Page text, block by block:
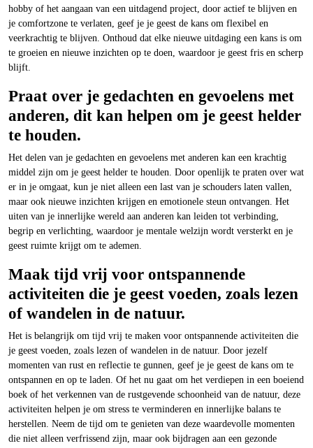
hobby of het aangaan van een uitdagend project, door actief te blijven en
je comfortzone te verlaten, geef je je geest de kans om flexibel en
veerkrachtig te blijven. Onthoud dat elke nieuwe uitdaging een kans is om
te groeien en nieuwe inzichten op te doen, waardoor je geest fris en scherp
blijft.
Praat over je gedachten en gevoelens met
anderen, dit kan helpen om je geest helder
te houden.
Het delen van je gedachten en gevoelens met anderen kan een krachtig
middel zijn om je geest helder te houden. Door openlijk te praten over wat
er in je omgaat, kun je niet alleen een last van je schouders laten vallen,
maar ook nieuwe inzichten krijgen en emotionele steun ontvangen. Het
uiten van je innerlijke wereld aan anderen kan leiden tot verbinding,
begrip en verlichting, waardoor je mentale welzijn wordt versterkt en je
geest ruimte krijgt om te ademen.
Maak tijd vrij voor ontspannende
activiteiten die je geest voeden, zoals lezen
of wandelen in de natuur.
Het is belangrijk om tijd vrij te maken voor ontspannende activiteiten die
je geest voeden, zoals lezen of wandelen in de natuur. Door jezelf
momenten van rust en reflectie te gunnen, geef je je geest de kans om te
ontspannen en op te laden. Of het nu gaat om het verdiepen in een boeiend
boek of het verkennen van de rustgevende schoonheid van de natuur, deze
activiteiten helpen je om stress te verminderen en innerlijke balans te
herstellen. Neem de tijd om te genieten van deze waardevolle momenten
die niet alleen verfrissend zijn, maar ook bijdragen aan een gezonde